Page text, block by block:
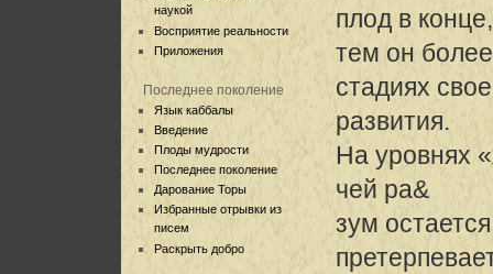
наукой
Восприятие реальности
Приложения
Последнее поколение
Язык каббалы
Введение
Плоды мудрости
Последнее поколение
Дарование Торы
Избранные отрывки из
писем
Раскрыть добро
плод в конце,
тем он
стадиях
развития.
На уровнях
чей ра&
зум